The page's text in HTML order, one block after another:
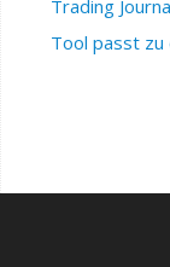
Trading
Tool passt zu